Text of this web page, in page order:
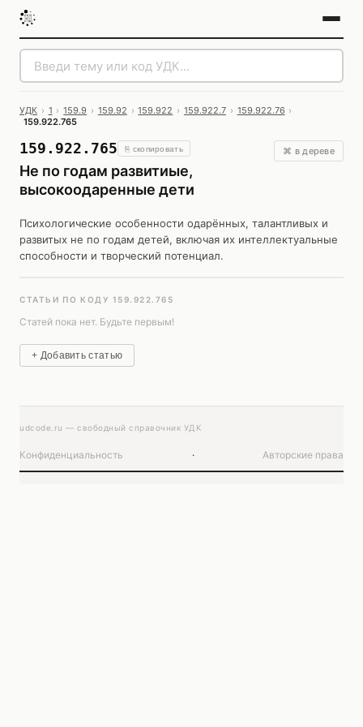
УДК › 1 › 159.9 › 159.92 › 159.922 › 159.922.7 › 159.922.76 ›
159.922.765
159.922.765 ⎘ скопировать
Не по годам развитиые,
высокоодаренные дети
⌘ в дереве
Психологические особенности одарённых, талантливых и
развитых не по годам детей, включая их интеллектуальные
способности и творческий потенциал.
СТАТЬИ ПО КОДУ 159.922.765
Статей пока нет. Будьте первым!
+ Добавить статью
udcode.ru — свободный справочник УДК
Конфиденциальность · Авторские права